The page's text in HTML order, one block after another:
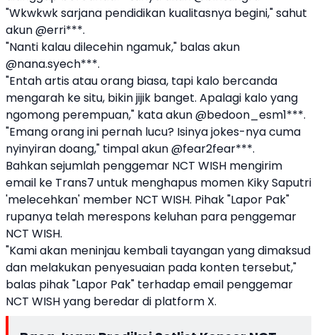
"Wkwkwk sarjana pendidikan kualitasnya begini," sahut
akun @erri***.
"Nanti kalau dilecehin ngamuk," balas akun
@nana.syech***.
"Entah artis atau orang biasa, tapi kalo bercanda
mengarah ke situ, bikin jijik banget. Apalagi kalo yang
ngomong perempuan," kata akun @bedoon_esm1***.
"Emang orang ini pernah lucu? Isinya jokes-nya cuma
nyinyiran doang," timpal akun @fear2fear***.
Bahkan sejumlah penggemar NCT WISH mengirim
email ke Trans7 untuk menghapus momen Kiky Saputri
'melecehkan' member NCT WISH. Pihak "Lapor Pak"
rupanya telah merespons keluhan para penggemar
NCT WISH.
"Kami akan meninjau kembali tayangan yang dimaksud
dan melakukan penyesuaian pada konten tersebut,"
balas pihak "Lapor Pak" terhadap email penggemar
NCT WISH yang beredar di platform X.